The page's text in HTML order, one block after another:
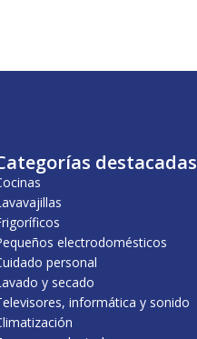
destacadas
electrodomésticos
personal
y secado
informática y sonido